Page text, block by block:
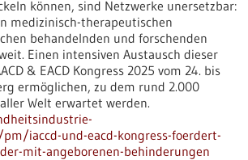
können, sind Netzwerke unersetzbar:
medizinisch-therapeutischen
behandelnden und forschenden
Einen intensiven Austausch dieser
& EACD Kongress 2025 vom 24. bis
ermöglichen, zu dem rund 2.000
Welt erwartet werden.
iaccd-und-eacd-kongress-foerdert-
mit-angeborenen-behinderungen